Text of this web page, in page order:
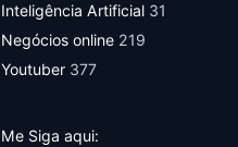
Inteligência Artificial 31
Negócios online 219
Youtuber 377
Me Siga aqui: